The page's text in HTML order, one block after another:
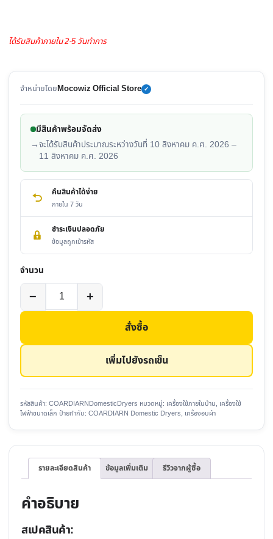
ได้รับสินค้าภายใน 2-5 วันทำการ
จำหน่ายโดยMocowiz Official Store ✓
มีสินค้าพร้อมจัดส่ง
→จะได้รับสินค้าประมาณระหว่างวันที่ 10 สิงหาคม ค.ศ. 2026 –
11 สิงหาคม ค.ศ. 2026
คืนสินค้าได้ง่าย
ภายใน 7 วัน
ชำระเงินปลอดภัย
ข้อมูลถูกเข้ารหัส
สั่งซื้อ
จำนวน
−
จำนวน
เครื่อง
ผ้า
Domestic
Dryers
2300W
ชิ้น
+
เพิ่มไปยังรถเข็น
รหัสสินค้า: COARDIARNDomesticDryers หมวดหมู่: เครื่องใช้ภายในบ้าน, เครื่องใช้
ไฟฟ้าขนาดเล็ก ป้ายกำกับ: COARDIARN Domestic Dryers, เครื่องอบผ้า
รายละเอียดสินค้า ข้อมูลเพิ่มเติม รีวิวจากผู้ซื้อ
คำอธิบาย
สเปคสินค้า: